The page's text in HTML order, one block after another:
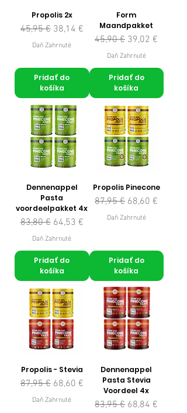
Propolis 2x
Normálna cena
45,95 € Zľavnená cena
38,14 €
Daň Zahrnuté
Pridať do
košíka
Form
Maandpakket
Normálna cena
45,90 € Zľavnená cena
39,02 €
Daň Zahrnuté
Pridať do
košíka
Dennenappel
Pasta
voordeelpakket 4x
Normálna cena
83,80 € Zľavnená cena
64,53 €
Daň Zahrnuté
Pridať do
košíka
Propolis Pinecone
Normálna cena
87,95 € Zľavnená cena
68,60 €
Daň Zahrnuté
Pridať do
košíka
Propolis - Stevia
Normálna cena
87,95 € Zľavnená cena
68,60 €
Daň Zahrnuté
Dennenappel
Pasta Stevia
Voordeel 4x
Normálna cena
83,95 € Zľavnená cena
68,84 €